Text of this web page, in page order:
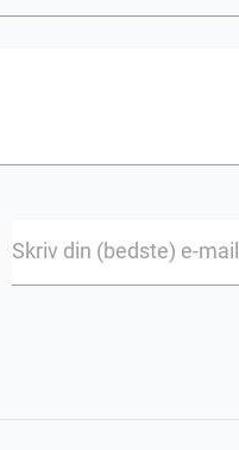
Skriv din (bedste) e-mail